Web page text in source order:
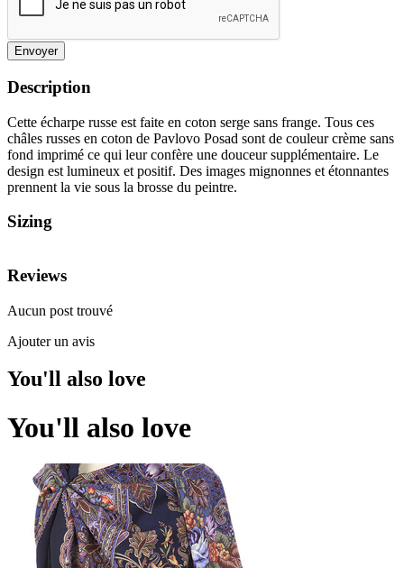
Envoyer
Description
Cette écharpe russe est faite en coton serge sans frange. Tous ces
châles russes en coton de Pavlovo Posad sont de couleur crème sans
fond imprimé ce qui leur confère une douceur supplémentaire. Le
design est lumineux et positif. Des images mignonnes et étonnantes
prennent la vie sous la brosse du peintre.
Sizing
Reviews
Aucun post trouvé
Ajouter un avis
You'll also love
You'll also love